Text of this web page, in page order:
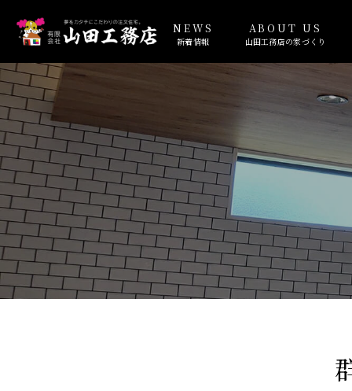
NEWS
新着情報
ABOUT US
山田工務店の家づくり